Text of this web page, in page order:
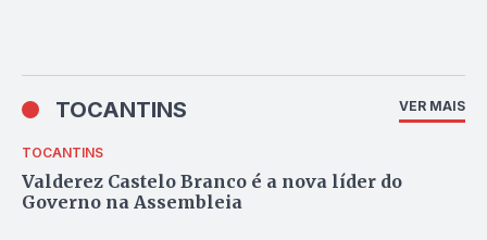
TOCANTINS VER MAIS
TOCANTINS
Valderez Castelo Branco é a nova líder do
Governo na Assembleia